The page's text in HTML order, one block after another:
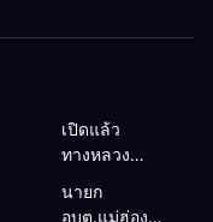
เปิดแล้ว
ทางหลวง
ตามปกติ หลัง
นายก
อบต.แม่ฮ่องสอน